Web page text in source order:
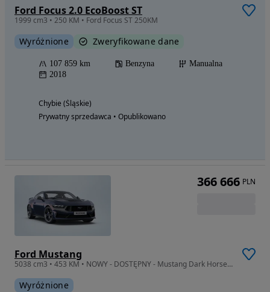
Ford Focus 2.0 EcoBoost ST
1999 cm3 • 250 KM • Ford Focus ST 250KM
Wyróżnione Zweryfikowane dane
107 859 km Benzyna
Manualna
2018
Chybie (Śląskie)
Prywatny sprzedawca • Opublikowano
Ford Mustang
5038 cm3 • 453 KM • NOWY - DOSTĘPNY - Mustang Dark Horse 2026 - Autoryzowany Salon Ford
Wyróżnione
366 666 PLN